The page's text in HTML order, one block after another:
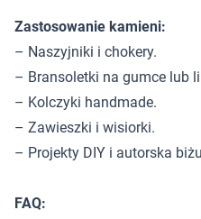
Zastosowanie kamieni:
– Naszyjniki i chokery.
– Bransoletki na gumce lub
– Kolczyki handmade.
– Zawieszki i wisiorki.
– Projekty DIY i autorska
FAQ: